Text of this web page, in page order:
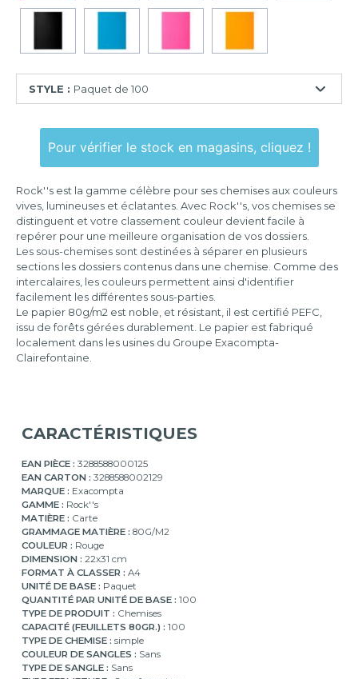
STYLE : Paquet de 100
Paquet
de
100
Pour vérifier le stock en magasins, cliquez !
Rock''s est la gamme célèbre pour ses chemises aux couleurs
vives, lumineuses et éclatantes. Avec Rock''s, vos chemises se
distinguent et votre classement couleur devient facile à
repérer pour une meilleure organisation de vos dossiers.
Les sous-chemises sont destinées à séparer en plusieurs
sections les dossiers contenus dans une chemise. Comme des
intercalaires, les couleurs permettent ainsi d'identifier
facilement les différentes sous-parties.
Le papier 80g/m2 est noble, et résistant, il est certifié PEFC,
issu de forêts gérées durablement. Le papier est fabriqué
localement dans les usines du Groupe Exacompta-
Clairefontaine.
CARACTÉRISTIQUES
EAN PIÈCE : 3288588000125
EAN CARTON : 3288588002129
MARQUE : Exacompta
GAMME : Rock''s
MATIÈRE : Carte
GRAMMAGE MATIÈRE : 80G/M2
COULEUR : Rouge
DIMENSION : 22x31 cm
FORMAT À CLASSER : A4
UNITÉ DE BASE : Paquet
QUANTITÉ PAR UNITÉ DE BASE : 100
TYPE DE PRODUIT : Chemises
CAPACITÉ (FEUILLETS 80GR.) : 100
TYPE DE CHEMISE : simple
COULEUR DE SANGLES : Sans
TYPE DE SANGLE : Sans